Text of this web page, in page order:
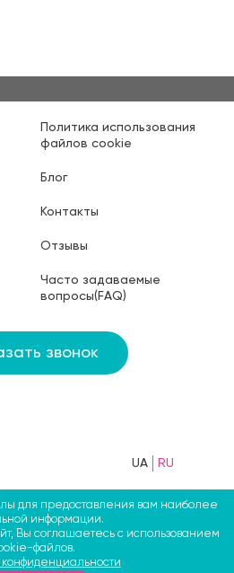
Политика использования
файлов cookie
Блог
Контакты
Отзывы
Часто задаваемые
вопросы(FAQ)
звонок
UA RU
ФЛП Больбин Павел
для предоставления вам наиболее
информации.
Вы соглашаетесь с использованием
файлов.
конфиденциальности